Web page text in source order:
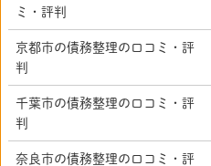
ミ・評判
京都市の債務整理の口コミ・評
判
千葉市の債務整理の口コミ・評
判
奈良市の債務整理の口コミ・評